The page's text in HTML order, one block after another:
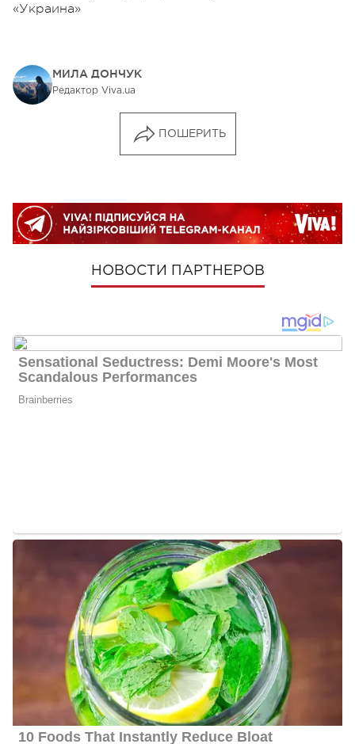
«Украина»
МИЛА ДОНЧУК
Редактор Viva.ua
ПОШЕРИТЬ
НОВОСТИ ПАРТНЕРОВ